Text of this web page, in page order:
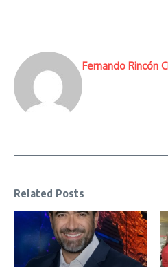
Fernando Rincón
Related Posts